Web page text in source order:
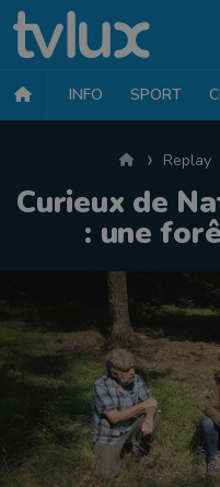
INFO SPORT
AccueilReplay
Curieux de
: une